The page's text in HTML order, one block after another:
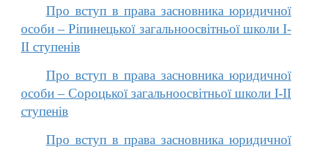
Про вступ в права засновника юридичної
особи – Ріпинецької загальноосвітньої школи І-
ІІ ступенів
Про вступ в права засновника юридичної
особи – Сороцької загальноосвітньої школи І-ІІ
ступенів
Про вступ в права засновника юридичної